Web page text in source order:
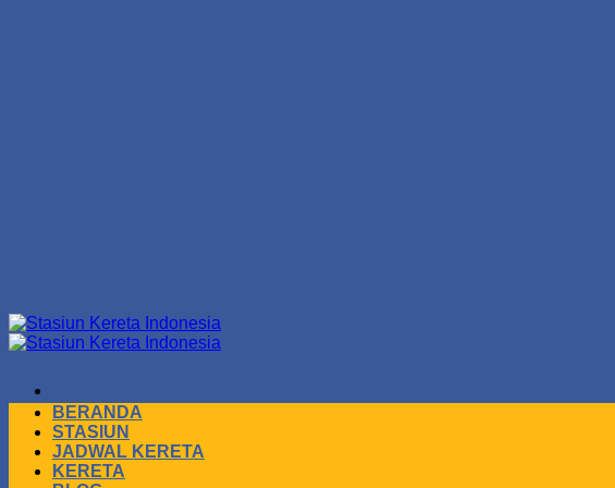
Skip
to
BERANDA
STASIUN
JADWAL KERETA
KERETA